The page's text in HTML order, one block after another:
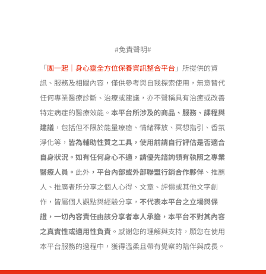
#免責聲明#
「團一起｜身心靈全方位保養資訊整合平台 」所提供的資
訊、服務及相關內容，僅供參考與自我探索使用，無意替代
任何專業醫療診斷、治療或建議，亦不聲稱具有治癒或改善
特定病症的醫療效能。本平台所涉及的商品、服務、課程與
建議 ，包括但不限於能量療癒、情緒釋放、冥想指引、香氛
淨化等， 皆為輔助性質之工具，使用前請自行評估是否適合
自身狀況。如有任何身心不適，請優先諮詢領有執照之專業
醫療人員。 此外 ，平台內部或外部聯盟行銷合作夥伴 、推薦
人、推廣者所分享之個人心得、文章、評價或其他文字創
作，皆屬個人觀點與經驗分享，不代表本平台之立場與保
證，一切內容責任由該分享者本人承擔，本平台不對其內容
之真實性或適用性負責。 感謝您的理解與支持，願您在使用
本平台服務的過程中，獲得溫柔且帶有覺察的陪伴與成長。